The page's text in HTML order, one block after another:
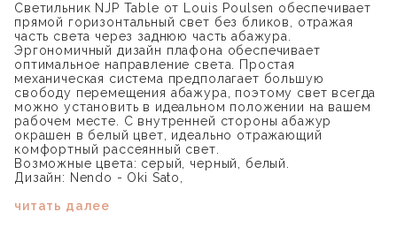
Светильник NJP Table от Louis Poulsen обеспечивает
прямой горизонтальный свет без бликов, отражая
часть света через заднюю часть абажура.
Эргономичный дизайн плафона обеспечивает
оптимальное направление света. Простая
механическая система предполагает большую
свободу перемещения абажура, поэтому свет всегда
можно установить в идеальном положении на вашем
рабочем месте. С внутренней стороны абажур
окрашен в белый цвет, идеально отражающий
комфортный рассеянный свет.
Возможные цвета: серый, черный, белый.
Дизайн: Nendo - Oki Sato,
читать далее